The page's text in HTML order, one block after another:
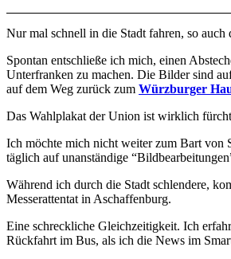
Nur mal schnell in die Stadt fahren, so auch
Spontan entschließe ich mich, einen
Unterfranken zu machen. Die Bilder sind
auf dem Weg zurück zum Würzburger
Das Wahlplakat der Union ist wirklich
Ich möchte mich nicht weiter zum Bart von
täglich auf unanständige
Während ich durch die Stadt schlendere,
Messerattentat in Aschaffenburg.
Eine schreckliche Gleichzeitigkeit. Ich
Rückfahrt im Bus, als ich die News im